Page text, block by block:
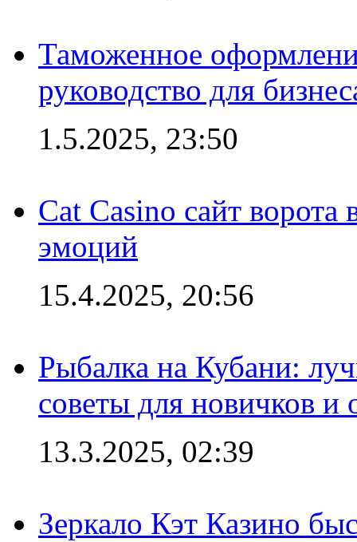
Таможенное
руководство для
1.5.2025, 23:50
Cat Casino сайт
эмоций
15.4.2025, 20:56
Рыбалка на Кубани:
советы для новичков
13.3.2025, 02:39
Зеркало Кэт Казино